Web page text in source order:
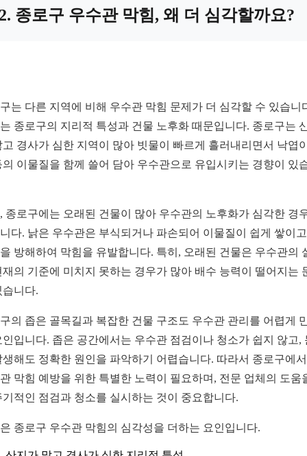
종로구 우수관 막힘, 왜 더 심각할까요?
는 다른 지역에 비해 우수관 막힘 문제가 더 심각할 수 있습니
종로구의 지리적 특성과 건물 노후화 때문입니다. 종로구는
고 경사가 심한 지역이 많아 빗물이 빠르게 흘러내리면서 낙엽
의 이물질을 함께 쓸어 담아 우수관으로 유입시키는 경향이 있
종로구에는 오래된 건물이 많아 우수관의 노후화가 심각한 경
다. 낡은 우수관은 부식되거나 파손되어 이물질이 쉽게 쌓이
방해하여 막힘을 유발합니다. 특히, 오래된 건물은 우수관의
재의 기준에 미치지 못하는 경우가 많아 배수 능력이 떨어지는
습니다.
의 좁은 골목길과 복잡한 건물 구조도 우수관 관리를 어렵게
인입니다. 좁은 공간에서는 우수관 점검이나 청소가 쉽지 않고,
생해도 정확한 원인을 파악하기 어렵습니다. 따라서 종로구에
막힘 예방을 위한 특별한 노력이 필요하며, 전문 업체의 도움
기적인 점검과 청소를 실시하는 것이 중요합니다.
종로구 우수관 막힘의 심각성을 더하는 요인입니다.